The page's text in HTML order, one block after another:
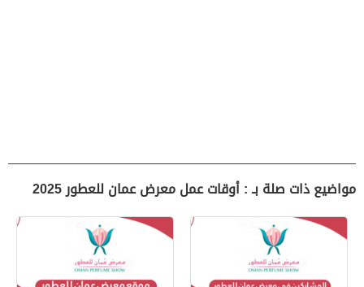
مواضيع ذات صلة بـ : أوقات عمل معرض عمان للعطور 2025